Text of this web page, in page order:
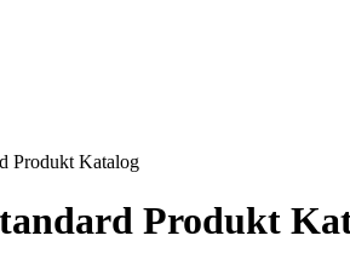
Produkt Katalog
Produkt